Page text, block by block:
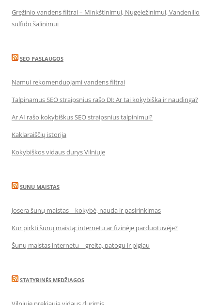
Gręžinio vandens filtrai – Minkštinimui, Nugeležinimui, Vandenilio
sulfido šalinimui
SEO PASLAUGOS
Namui rekomenduojami vandens filtrai
Talpinamus SEO straipsnius rašo DI: Ar tai kokybiška ir naudinga?
Ar AI rašo kokybiškus SEO straipsnius talpinimui?
Kaklaraiščių istorija
Kokybiškos vidaus durys Vilniuje
SUNU MAISTAS
Josera šunų maistas – kokybė, nauda ir pasirinkimas
Kur pirkti šunų maistą: internetu ar fizinėje parduotuvėje?
Šunų maistas internetu – greita, patogu ir pigiau
STATYBINĖS MEDŽIAGOS